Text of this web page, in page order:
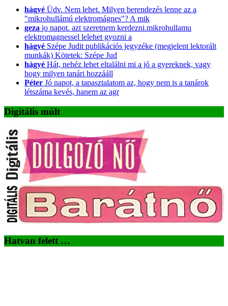
hágyé Üdv. Nem lehet. Milyen berendezés lenne az a
"mikrohullámú elektromágnes"? A mik
geza jo napot. azt szeretnem kerdezni.mikrohullamu
elektromagnessel lelehet gyozni a
hágyé Szépe Judit publikációs jegyzéke (megjelent lektorált
munkák) Kötetek: Szépe Jud
hágyé Hát, nehéz lehet eltalálni mi a jó a gyereknek, vagy
hogy milyen tanári hozzááll
Péter Jó napot, a tapasztalatom az, hogy nem is a tanárok
létszáma kevés, hanem az agr
Digitális múlt
Hatvan felett …